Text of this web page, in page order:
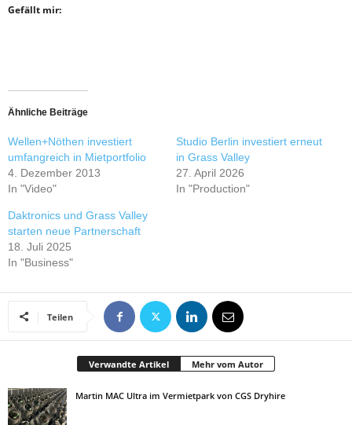
Gefällt mir:
Ähnliche Beiträge
Wellen+Nöthen investiert
umfangreich in Mietportfolio
4. Dezember 2013
In "Video"
Studio Berlin investiert erneut
in Grass Valley
27. April 2026
In "Production"
Daktronics und Grass Valley
starten neue Partnerschaft
18. Juli 2025
In "Business"
Teilen
Verwandte Artikel Mehr vom Autor
Martin MAC Ultra im Vermietpark von CGS Dryhire